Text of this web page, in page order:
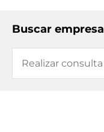
Buscar empresa